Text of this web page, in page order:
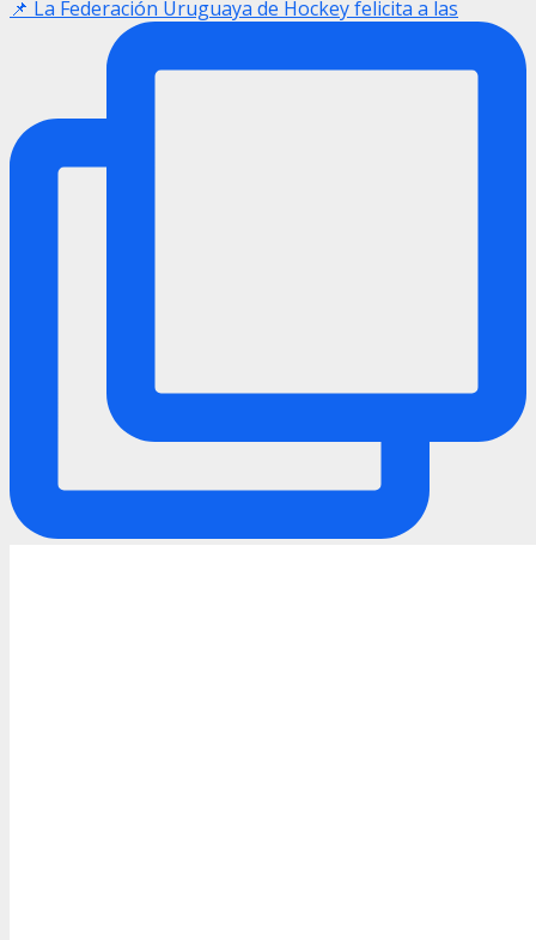
📌 La Federación Uruguaya de Hockey felicita a las